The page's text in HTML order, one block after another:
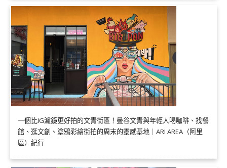
一個比IG濾鏡更好拍的文青街區！曼谷文青與年輕人喝咖啡、找餐
館、逛文創、塗鴉彩繪街拍的周末的靈感基地｜ARI AREA（阿里
區）紀行